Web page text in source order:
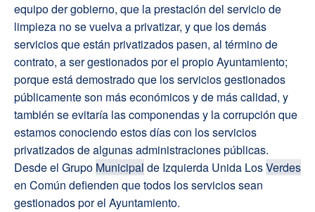
equipo der gobierno, que la prestación del servicio de
limpieza no se vuelva a privatizar, y que los demás
servicios que están privatizados pasen, al término de
contrato, a ser gestionados por el propio Ayuntamiento;
porque está demostrado que los servicios gestionados
públicamente son más económicos y de más calidad, y
también se evitaría las componendas y la corrupción que
estamos conociendo estos días con los servicios
privatizados de algunas administraciones públicas.
Desde el Grupo Municipal de Izquierda Unida LosVerdes
en Común defienden que todos los servicios sean
gestionados por el Ayuntamiento.